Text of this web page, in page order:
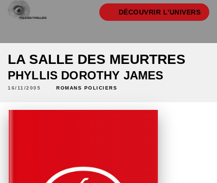
DÉCOUVRIR L'UNIVERS
LA SALLE DES MEURTRES
PHYLLIS DOROTHY JAMES
16/11/2005 ROMANS POLICIERS